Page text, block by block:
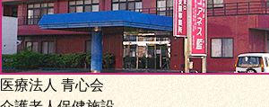
医療法人 青心会